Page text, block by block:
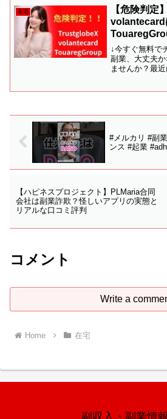
い人そんな方
在宅
【危険判定
volantecard
↓今すぐ無料で
副業、大丈夫
ませんか？最
#メルカリ #副
ンス #起業
【ハピネスプロジェクト】PLMaria合同
会社は副業詐欺？怪しいアプリの実態と
リアルな口コミ評判
コメント
Write a
Home 在宅